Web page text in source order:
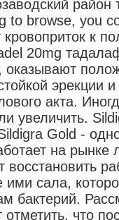
район
to browse, you
кровоприток к
20mg
эрекции
акта.
увеличить.
Gold -
на рынке
восстановить
сала,
бактерий.
что